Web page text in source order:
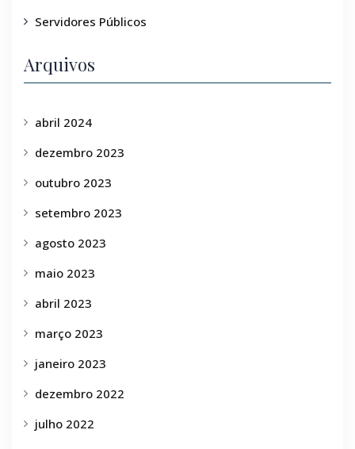
Servidores Públicos
Arquivos
abril 2024
dezembro 2023
outubro 2023
setembro 2023
agosto 2023
maio 2023
abril 2023
março 2023
janeiro 2023
dezembro 2022
julho 2022